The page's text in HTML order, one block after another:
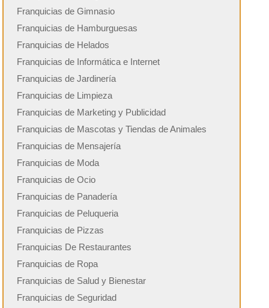
Franquicias de Gimnasio
Franquicias de Hamburguesas
Franquicias de Helados
Franquicias de Informática e Internet
Franquicias de Jardinería
Franquicias de Limpieza
Franquicias de Marketing y Publicidad
Franquicias de Mascotas y Tiendas de Animales
Franquicias de Mensajería
Franquicias de Moda
Franquicias de Ocio
Franquicias de Panadería
Franquicias de Peluqueria
Franquicias de Pizzas
Franquicias De Restaurantes
Franquicias de Ropa
Franquicias de Salud y Bienestar
Franquicias de Seguridad